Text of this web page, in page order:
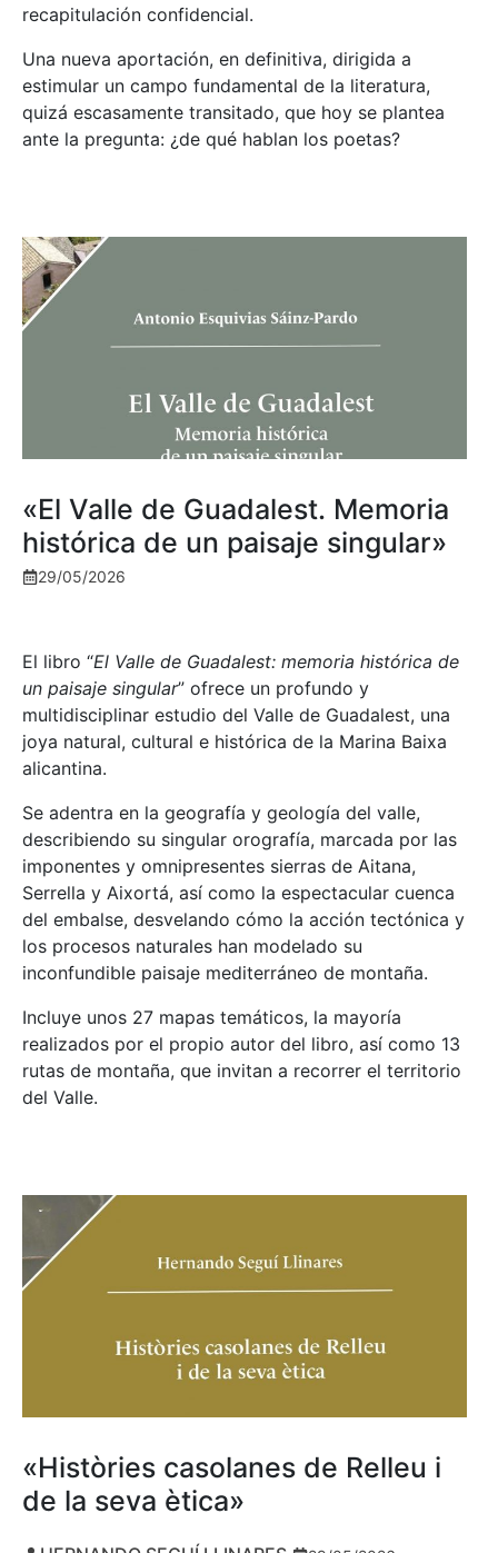
recapitulación confidencial.
Una nueva aportación, en definitiva, dirigida a
estimular un campo fundamental de la literatura,
quizá escasamente transitado, que hoy se plantea
ante la pregunta: ¿de qué hablan los poetas?
«El Valle de Guadalest. Memoria
histórica de un paisaje singular»
29/05/2026
El libro “El Valle de Guadalest: memoria histórica de
un paisaje singular” ofrece un profundo y
multidisciplinar estudio del Valle de Guadalest, una
joya natural, cultural e histórica de la Marina Baixa
alicantina.
Se adentra en la geografía y geología del valle,
describiendo su singular orografía, marcada por las
imponentes y omnipresentes sierras de Aitana,
Serrella y Aixortá, así como la espectacular cuenca
del embalse, desvelando cómo la acción tectónica y
los procesos naturales han modelado su
inconfundible paisaje mediterráneo de montaña.
Incluye unos 27 mapas temáticos, la mayoría
realizados por el propio autor del libro, así como 13
rutas de montaña, que invitan a recorrer el territorio
del Valle.
«Històries casolanes de Relleu i
de la seva ètica»